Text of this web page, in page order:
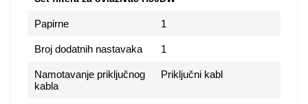
Papirne 1
Broj dodatnih nastavaka 1
Namotavanje priključnog
kabla
Priključni kabl